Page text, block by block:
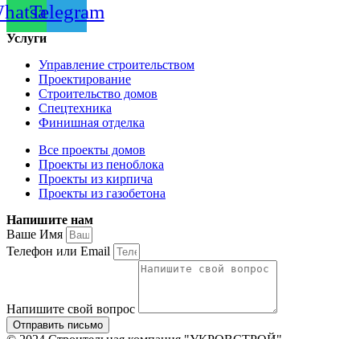
Telegram
Услуги
Управление строительством
Проектирование
Строительство домов
Спецтехника
Финишная отделка
Все проекты домов
Проекты из пеноблока
Проекты из кирпича
Проекты из газобетона
Напишите нам
Ваше Имя
Телефон или Email
Напишите свой вопрос
Отправить письмо